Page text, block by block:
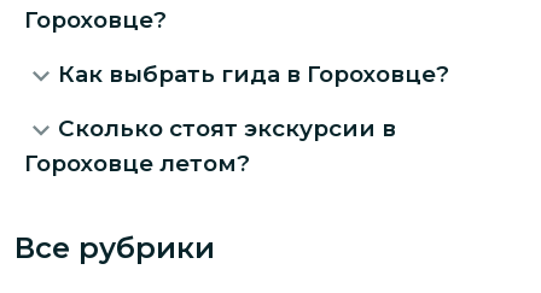
Гороховце?
Как выбрать гида в Гороховце?
Сколько стоят экскурсии в
Гороховце летом?
Все рубрики